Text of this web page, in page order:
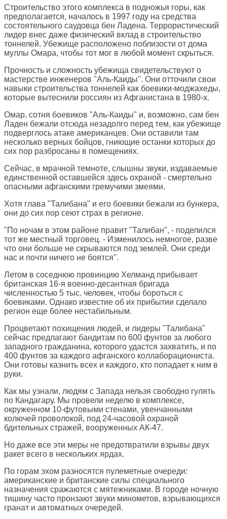
Строительство этого комплекса в подножья горы, как
предполагается, началось в 1997 году на средства
состоятельного саудовца бен Ладена. Террористический
лидер внес даже физический вклад в строительство
тоннелей. Убежище расположено поблизости от дома
муллы Омара, чтобы тот мог в любой момент скрыться.
Прочность и сложность убежища свидетельствуют о
мастерстве инженеров "Аль-Каиды". Они отточили свои
навыки строительства тоннелей как боевики-моджахеды,
которые вытеснили россиян из Афганистана в 1980-х.
Омар, сотня боевиков "Аль-Каиды" и, возможно, сам бен
Ладен бежали отсюда незадолго перед тем, как убежище
подверглось атаке американцев. Они оставили там
несколько верных бойцов, гниющие останки которых до
сих пор разбросаны в помещениях.
Сейчас, в мрачной темноте, слышны звуки, издаваемые
единственной оставшейся здесь охраной - смертельно
опасными афганскими гремучими змеями.
Хотя глава "Талибана" и его боевики бежали из бункера,
они до сих пор сеют страх в регионе.
"По ночам в этом районе правит "Талибан", - поделился
тот же местный торговец. - Изменилось немногое, разве
что они больше не скрываются под землей. Они среди
нас и почти ничего не боятся".
Летом в соседнюю провинцию Хелманд прибывает
британская 16-я военно-десантная бригада
численностью 5 тыс. человек, чтобы бороться с
боевиками. Однако известие об их прибытии сделало
регион еще более нестабильным.
Процветают похищения людей, и лидеры "Талибана"
сейчас предлагают бандитам по 600 фунтов за любого
западного гражданина, которого удастся захватить, и по
400 фунтов за каждого афганского коллаборациониста.
Они готовы казнить всех и каждого, кто попадает к ним в
руки.
Как мы узнали, людям с Запада нельзя свободно гулять
по Кандагару. Мы провели неделю в комплексе,
окруженном 10-футовыми стенами, увенчанными
колючей проволокой, под 24-часовой охраной
бдительных стражей, вооруженных АК-47.
Но даже все эти меры не предотвратили взрывы двух
ракет всего в нескольких ярдах.
По горам эхом разносятся пулеметные очереди:
американские и британские силы специального
назначения сражаются с мятежниками. В городе ночную
тишину часто пронзают звуки минометов, взрывающихся
гранат и автоматных очередей.